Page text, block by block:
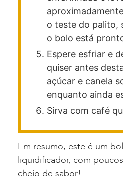
o teste do palito,
o bolo está
Espere esfriar e
quiser antes
açúcar e canela
enquanto ainda
Sirva com café
Em resumo, este é um
liquidificador, com
cheio de sabor!